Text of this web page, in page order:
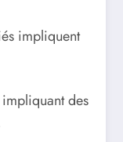
impliquent
des